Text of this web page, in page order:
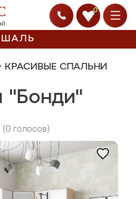
0
КРАСИВЫЕ СПАЛЬНИ
"Бонди"
(0 голосов)